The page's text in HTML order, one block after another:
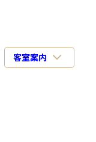
客室案内